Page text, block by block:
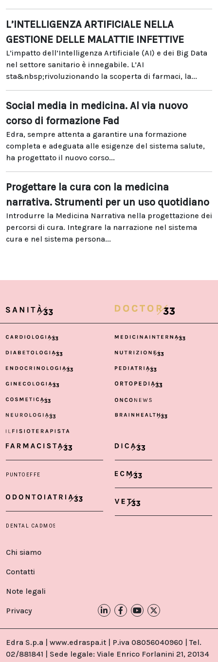
L’INTELLIGENZA ARTIFICIALE NELLA
GESTIONE DELLE MALATTIE INFETTIVE
L’impatto dell’Intelligenza Artificiale (AI) e dei Big Data
nel settore sanitario è innegabile. L’AI
sta&nbsp;rivoluzionando la scoperta di farmaci, la...
Social media in medicina. Al via nuovo
corso di formazione Fad
Edra, sempre attenta a garantire una formazione
completa e adeguata alle esigenze del sistema salute,
ha progettato il nuovo corso...
Progettare la cura con la medicina
narrativa. Strumenti per un uso quotidiano
Introdurre la Medicina Narrativa nella progettazione dei
percorsi di cura. Integrare la narrazione nel sistema
cura e nel sistema persona...
Chi siamo
Contatti
Note legali
Privacy
Edra S.p.a | www.edraspa.it | P.iva 08056040960 | Tel.
02/881841 | Sede legale: Viale Enrico Forlanini 21, 20134